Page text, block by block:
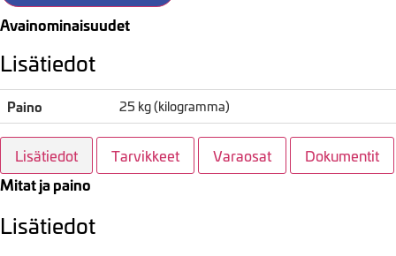
Avainominaisuudet
Lisätiedot
Paino 25 kg (kilogramma)
Lisätiedot Tarvikkeet Varaosat Dokumentit
Mitat ja paino
Lisätiedot